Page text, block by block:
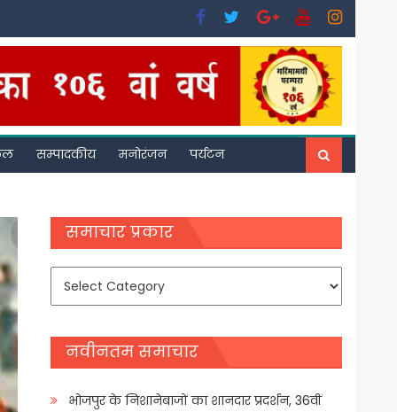
सम्पादकीय मनोरंजन पर्यटन
समाचार प्रकार
समाचार
नवीनतम समाचार
भोजपुर के निशानेबाजों का शानदार प्रदर्शन, 36वीं